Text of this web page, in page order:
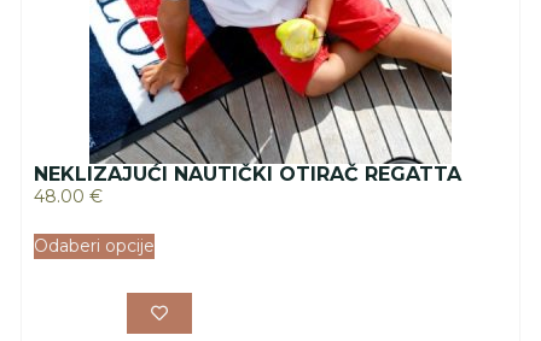
NEKLIZAJUĆI NAUTIČKI OTIRAČ REGATTA
48.00 €
Odaberi opcije